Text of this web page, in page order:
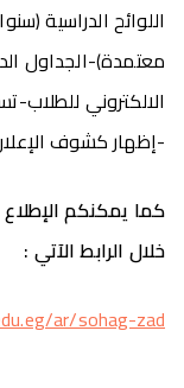
اللوائح الدراسية
معتمدة)-الجداول
الالكتروني للطلاب-
-إظهار كشوف
كما يمكنكم
خلال الرابط الآتي :
ar/sohag-zad/